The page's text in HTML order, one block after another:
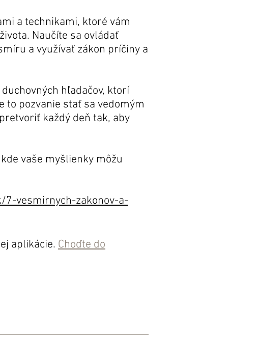
a technikami, ktoré vám
Naučíte sa ovládať
a využívať zákon príčiny a
hľadačov, ktorí
to pozvanie stať sa vedomým
každý deň tak, aby
vaše myšlienky môžu
vesmirnych-zakonov-a-
aplikácie. Choďte do